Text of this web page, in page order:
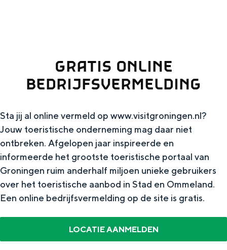
VOOR ONDERNEMERS
Bedrijfsvermelding Visit Groningen
Toolkits
Beeldbank
GRATIS ONLINE
BEDRIJFSVERMELDING
Sta jij al online vermeld op www.visitgroningen.nl?
Jouw toeristische onderneming mag daar niet
ontbreken. Afgelopen jaar inspireerde en
informeerde het grootste toeristische portaal van
Groningen ruim anderhalf miljoen unieke gebruikers
over het toeristische aanbod in Stad en Ommeland.
Een online bedrijfsvermelding op de site is gratis.
LOCATIE AANMELDEN